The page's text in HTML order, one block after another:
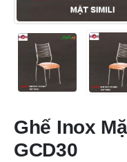
Ghế Inox
GCD30